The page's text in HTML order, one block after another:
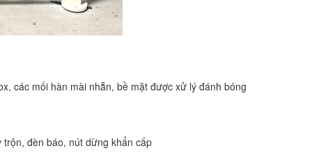
các mối hàn mài nhẵn, bề mặt được xử lý đánh bóng
đèn báo, nút dừng khẩn cấp